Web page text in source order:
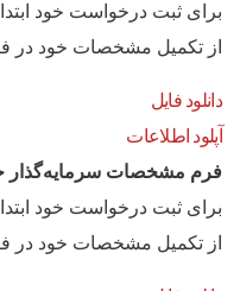
برای ثبت درخواست خود
از تکمیل مشخصات خود در
دانلود فایل
آپلود اطلاعات
فرم مشخصات سرمایه‌گذار
برای ثبت درخواست خود
از تکمیل مشخصات خود در